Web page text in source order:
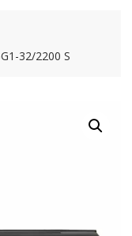
32/2200 S